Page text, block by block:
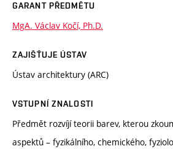
GARANT PŘEDMĚTU
MgA. Václav Kočí, Ph.D.
ZAJIŠŤUJE ÚSTAV
Ústav architektury (ARC)
VSTUPNÍ ZNALOSTI
Předmět rozvíjí teorii barev, kterou
aspektů – fyzikálního, chemického,